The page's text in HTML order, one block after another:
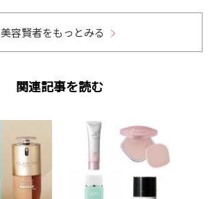
美容賢者をもっとみる
関連記事を読む